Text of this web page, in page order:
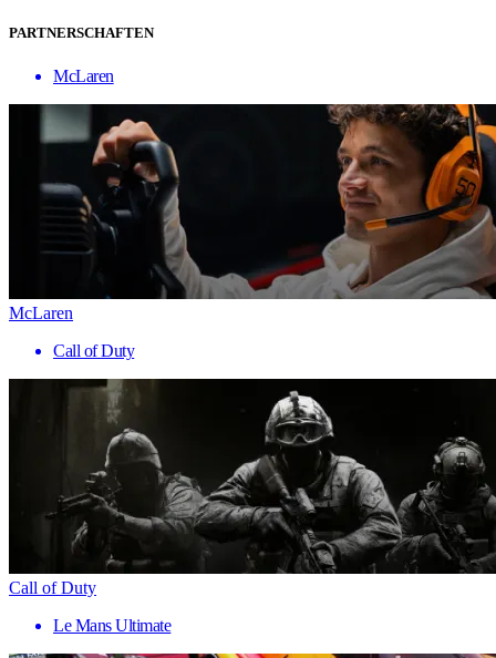
PARTNERSCHAFTEN
McLaren
McLaren
Call of Duty
Call of Duty
Le Mans Ultimate